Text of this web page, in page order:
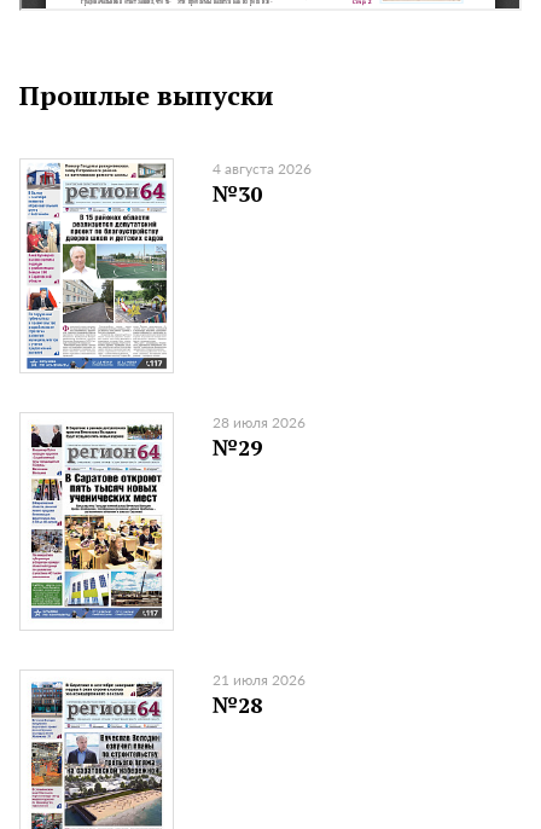
Прошлые выпуски
4 августа 2026
№30
28 июля 2026
№29
21 июля 2026
№28